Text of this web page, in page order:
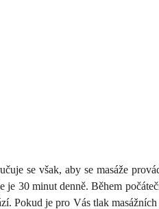
se však, aby se masáže
je 30 minut denně. Během
Pokud je pro Vás tlak